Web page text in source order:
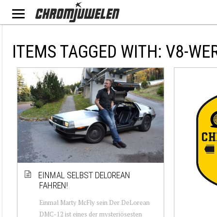
ITEMS TAGGED WITH: V8-
EINMAL SELBST DELOREAN
FAHREN!
Einmal Marty McFly sein Der DeLorean
DMC-12 ist eines der mysteriösesten